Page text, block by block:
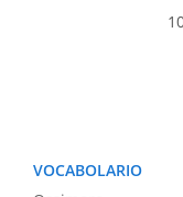
VOCABOLARIO